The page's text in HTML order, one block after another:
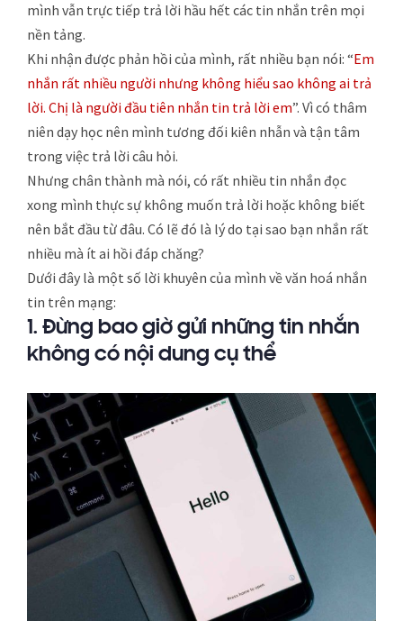
mình vẫn trực tiếp trả lời hầu hết các tin nhắn trên mọi
nền tảng.
Khi nhận được phản hồi của mình, rất nhiều bạn nói: “Em
nhắn rất nhiều người nhưng không hiểu sao không ai trả
lời. Chị là người đầu tiên nhắn tin trả lời em”. Vì có thâm
niên dạy học nên mình tương đối kiên nhẫn và tận tâm
trong việc trả lời câu hỏi.
Nhưng chân thành mà nói, có rất nhiều tin nhắn đọc
xong mình thực sự không muốn trả lời hoặc không biết
nên bắt đầu từ đâu. Có lẽ đó là lý do tại sao bạn nhắn rất
nhiều mà ít ai hồi đáp chăng?
Dưới đây là một số lời khuyên của mình về văn hoá nhắn
tin trên mạng:
1. Đừng bao giờ gửi những tin nhắn
không có nội dung cụ thể